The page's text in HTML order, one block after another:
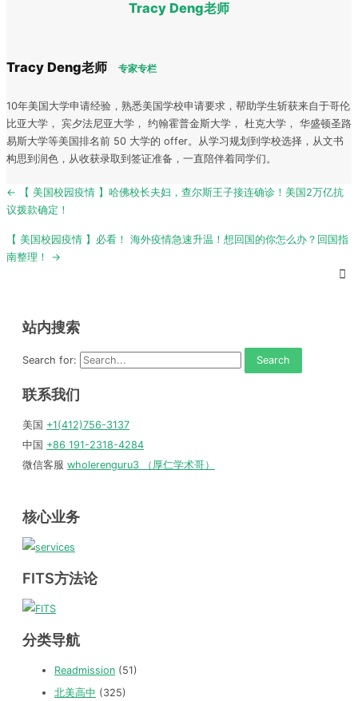
Tracy Deng老师
Tracy Deng老师 专家专栏
10年美国大学申请经验，熟悉美国学校申请要求，帮助学生斩获来自于哥伦
比亚大学， 宾夕法尼亚大学， 约翰霍普金斯大学， 杜克大学， 华盛顿圣路
易斯大学等美国排名前 50 大学的 offer。从学习规划到学校选择，从文书
构思到润色，从收获录取到签证准备，一直陪伴着同学们。
Post
navigation
← 【 美国校园疫情 】哈佛校长夫妇，查尔斯王子接连确诊！美国2万亿抗
议拨款确定！
【 美国校园疫情 】必看！ 海外疫情急速升温！想回国的你怎么办？回国指
南整理！ →
站内搜索
Search for:
联系我们
美国 +1(412)756-3137
中国 +86 191-2318-4284
微信客服 wholerenguru3 （厚仁学术哥）
核心业务
FITS方法论
分类导航
Readmission (51)
北美高中 (325)